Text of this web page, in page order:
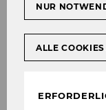
27th
2020
CJEU:
24, 2020
NUR
ALLE